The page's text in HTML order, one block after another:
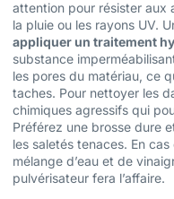
attention pour résister aux
la pluie ou les rayons UV.
appliquer un traitement
substance
les pores du matériau, ce
taches. Pour nettoyer les
chimiques agressifs qui
Préférez une brosse dure
les saletés tenaces. En
mélange d’eau et de
pulvérisateur fera l’affaire.